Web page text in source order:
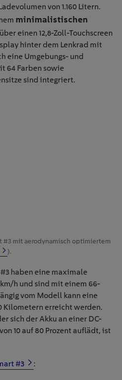
von 1.160 Litern.
minimalistischen
einen 12,8-Zoll-Touchscreen
hinter dem Lenkrad mit
eine Umgebungs- und
64 Farben sowie
sind integriert.
#3 mit aerodynamisch optimiertem
).
haben eine maximale
h und sind mit einem 66-
vom Modell kann eine
Kilometern erreicht werden.
sich der Akku an einer DC-
10 auf 80 Prozent auflädt, ist
#3 :